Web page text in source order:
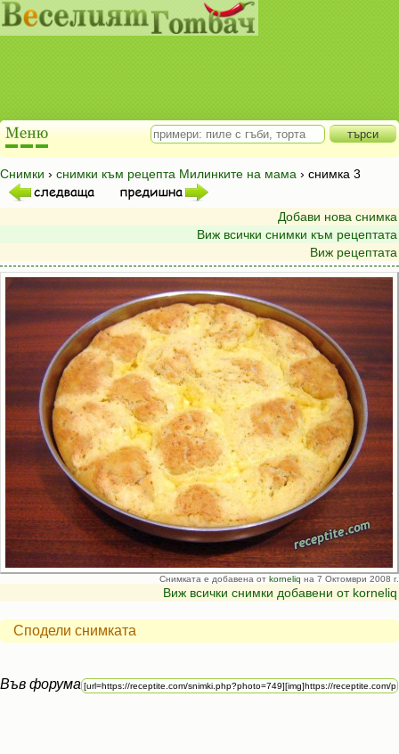
Снимки › снимки към рецепта Милинките на мама › снимка 3
Добави нова снимка
Виж всички снимки към рецептата
Виж рецептата
Снимката е добавена от korneliq на 7 Октомври 2008 г.
Виж всички снимки добавени от korneliq
Сподели снимката
Във форума